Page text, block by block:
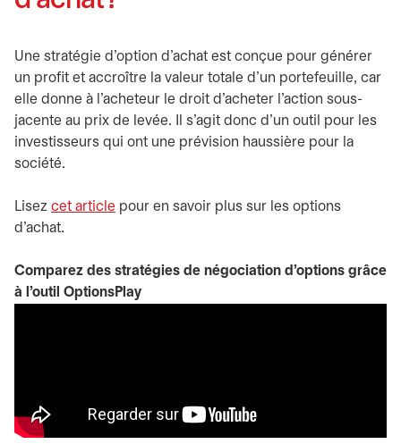
Une stratégie d’option d’achat est conçue pour générer
un profit et accroître la valeur totale d’un portefeuille, car
elle donne à l’acheteur le droit d’acheter l’action sous-
jacente au prix de levée. Il s’agit donc d’un outil pour les
investisseurs qui ont une prévision haussière pour la
société.
Lisez cet article pour en savoir plus sur les options
d’achat.
Comparez des stratégies de négociation d’options grâce
à l’outil OptionsPlay